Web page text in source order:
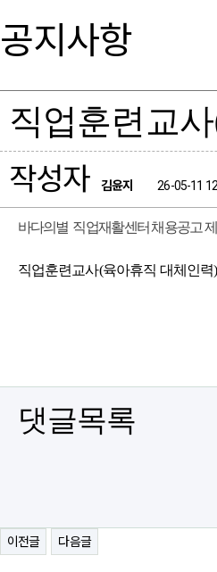
공지사항
직업훈련교
페이지 정보
작성자 김윤지 26-05-11
바다의별 직업재활센터 채용공고
직업훈련교사(육아휴직 대체인
댓글목록
이전글 다음글